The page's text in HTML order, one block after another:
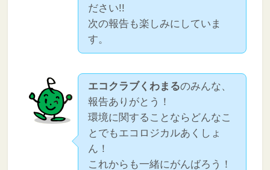
ださい!!
次の報告も楽しみにしていま
す。
エコクラブくわまるのみんな、
報告ありがとう！
環境に関することならどんなこ
とでもエコロジカルあくしょ
ん！
これからも一緒にがんばろう！